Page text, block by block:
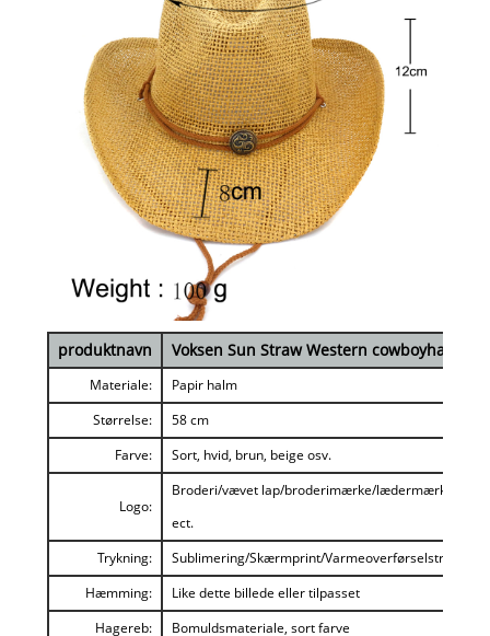
produktnavn Voksen Sun Straw Western cowboyhat
Materiale:
Papir halm
Størrelse:
58 cm
Farve:
Sort, hvid, brun, beige osv.
Logo:
Broderi/vævet lap/broderimærke/lædermærke
ect.
Trykning:
Sublimering/Skærmprint/Varmeoverførselstryk
Hæmming:
Like dette billede eller tilpasset
Hagereb:
Bomuldsmateriale, sort farve